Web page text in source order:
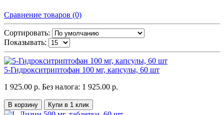
Сравнение товаров (0)
Сортировать:
Показывать:
5-Гидрокситриптофан 100 мг, капсулы, 60 шт
1 925.00 р. Без налога: 1 925.00 р.
В корзину Купи в 1 клик